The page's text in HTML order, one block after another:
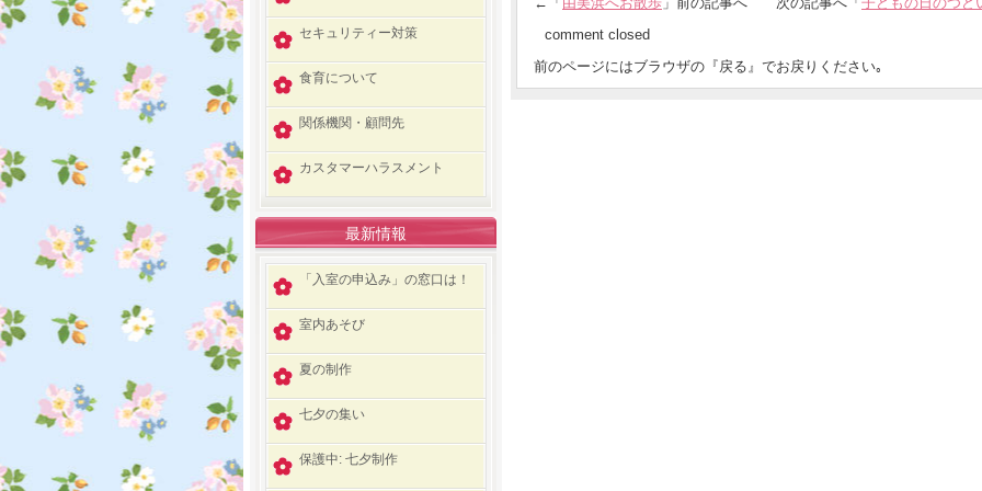
comment closed
前のページにはブラウザの『戻る』でお戻りください｡
セキュリティー対策
食育について
関係機関・顧問先
カスタマーハラスメント
最新情報
「入室の申込み」の窓口は！
室内あそび
夏の制作
七夕の集い
保護中: 七夕制作